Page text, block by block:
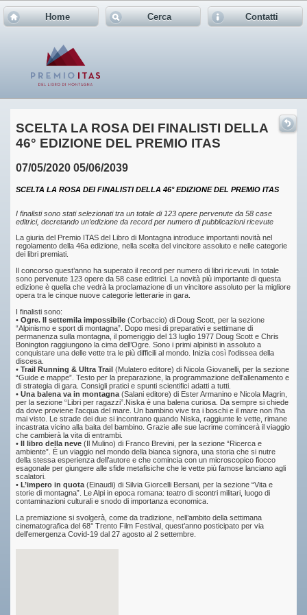
Home Cerca Contatti
SCELTA LA ROSA DEI FINALISTI DELLA
46° EDIZIONE DEL PREMIO ITAS
07/05/2020 05/06/2039
SCELTA LA ROSA DEI FINALISTI DELLA 46° EDIZIONE DEL PREMIO ITAS
I finalisti sono stati selezionati tra un totale di 123 opere pervenute da 58 case
editrici, decretando un’edizione da record per numero di pubblicazioni ricevute
La giuria del Premio ITAS del Libro di Montagna introduce importanti novità nel
regolamento della 46a edizione, nella scelta del vincitore assoluto e nelle categorie
dei libri premiati.
Il concorso quest’anno ha superato il record per numero di libri ricevuti. In totale
sono pervenute 123 opere da 58 case editrici. La novità più importante di questa
edizione è quella che vedrà la proclamazione di un vincitore assoluto per la migliore
opera tra le cinque nuove categorie letterarie in gara.
I finalisti sono:
•Ogre. Il settemila impossibile (Corbaccio) di Doug Scott, per la sezione
“Alpinismo e sport di montagna”. Dopo mesi di preparativi e settimane di
permanenza sulla montagna, il pomeriggio del 13 luglio 1977 Doug Scott e Chris
Bonington raggiungono la cima dell’Ogre. Sono i primi alpinisti in assoluto a
conquistare una delle vette tra le più difficili al mondo. Inizia così l’odissea della
discesa.
•Trail Running & Ultra Trail (Mulatero editore) di Nicola Giovanelli, per la sezione
“Guide e mappe”. Testo per la preparazione, la programmazione dell’allenamento e
di strategia di gara. Consigli pratici e spunti scientifici adatti a tutti.
•Una balena va in montagna (Salani editore) di Ester Armanino e Nicola Magrin,
per la sezione “Libri per ragazzi”.Niska è una balena curiosa. Da sempre si chiede
da dove proviene l’acqua del mare. Un bambino vive tra i boschi e il mare non l’ha
mai visto. Le strade dei due si incontrano quando Niska, raggiunte le vette, rimane
incastrata vicino alla baita del bambino. Grazie alle sue lacrime comincerà il viaggio
che cambierà la vita di entrambi.
•
Il libro della neve (Il Mulino) di Franco Brevini, per la sezione “Ricerca e
ambiente”. È un viaggio nel mondo della bianca signora, una storia che si nutre
della stessa esperienza dell’autore e che comincia con un microscopico fiocco
esagonale per giungere alle sfide metafisiche che le vette più famose lanciano agli
scalatori.
• L’impero in quota (Einaudi) di Silvia Giorcelli Bersani, per la sezione “Vita e
storie di montagna”. Le Alpi in epoca romana: teatro di scontri militari, luogo di
contaminazioni culturali e snodo di importanza economica.
La premiazione si svolgerà, come da tradizione, nell’ambito della settimana
cinematografica del 68° Trento Film Festival, quest’anno posticipato per via
dell’emergenza Covid-19 dal 27 agosto al 2 settembre.